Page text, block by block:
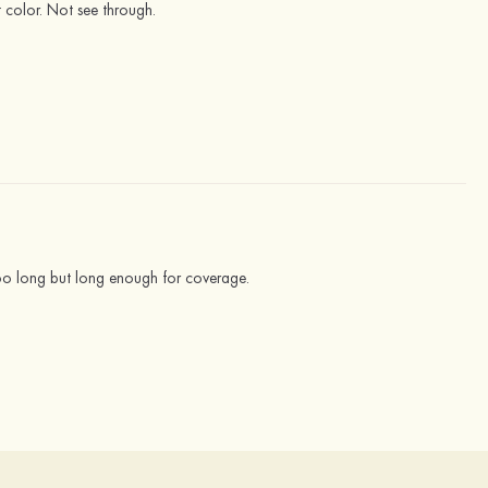
color. Not see through.
long but long enough for coverage.